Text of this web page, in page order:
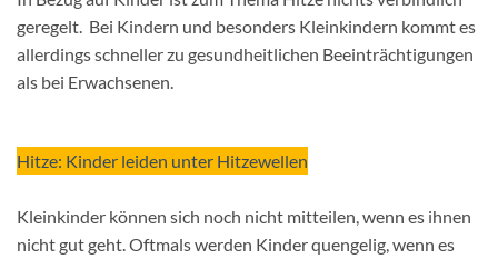
geregelt. Bei Kindern und besonders Kleinkindern kommt es
allerdings schneller zu gesundheitlichen Beeinträchtigungen
als bei Erwachsenen.
Hitze: Kinder leiden unter Hitzewellen
Kleinkinder können sich noch nicht mitteilen, wenn es ihnen
nicht gut geht. Oftmals werden Kinder quengelig, wenn es